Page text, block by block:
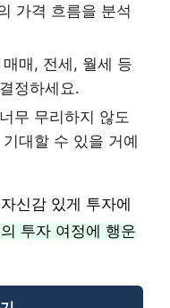
가격 흐름을 분석
매, 전세, 월세 등
정하세요.
무 무리하지 않도
대할 수 있을 거예
신감 있게 투자에
투자 여정에 행운